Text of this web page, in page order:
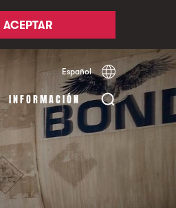
ACEPTAR
Español Català English
INFORMACIÓN